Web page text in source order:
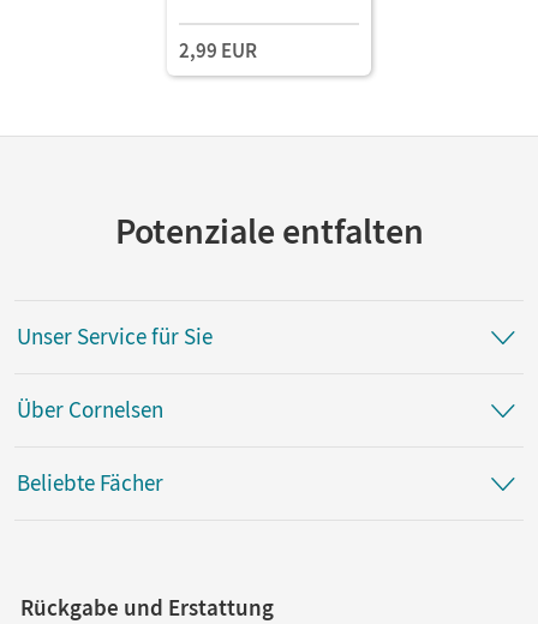
Mit Medien
2,99 EUR
Potenziale entfalten
Unser Service für Sie
Über Cornelsen
Beliebte Fächer
Rückgabe und Erstattung